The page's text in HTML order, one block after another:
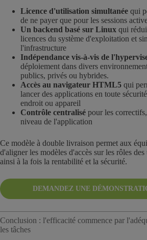
Licence d'utilisation simultanée qui
de ne payer que pour les sessions
Un backend basé sur Linux qui
licences du système d'exploitation et
l'infrastructure
Indépendance vis-à-vis de
déploiement dans divers
publics, privés ou hybrides.
Accès au navigateur HTML5 qui
lancer des applications en toute
endroit ou appareil
Contrôle centralisé pour les
niveau de l'application
Ce modèle à double livraison permet aux
d'aligner les modèles d'accès sur les rôles
ainsi à la fois la rentabilité et la sécurité.
DEMANDEZ UNE
Conclusion : l'efficacité commence par
les tâches